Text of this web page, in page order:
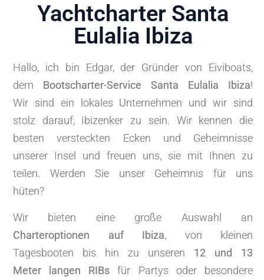
Yachtcharter Santa
Eulalia Ibiza
Hallo, ich bin Edgar, der Gründer von Eiviboats,
dem Bootscharter-Service Santa Eulalia Ibiza!
Wir sind ein lokales Unternehmen und wir sind
stolz darauf, Ibizenker zu sein. Wir kennen die
besten versteckten Ecken und Geheimnisse
unserer Insel und freuen uns, sie mit Ihnen zu
teilen. Werden Sie unser Geheimnis für uns
hüten?
Wir bieten eine große Auswahl an
Charteroptionen auf Ibiza, von kleinen
Tagesbooten bis hin zu unseren 12 und 13
Meter langen RIBs
für Partys oder besondere